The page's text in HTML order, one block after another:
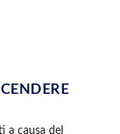
a causa del